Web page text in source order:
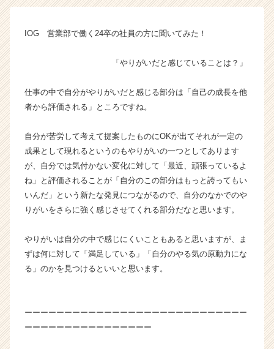
グ
の
イ
ラ
イ
ン】
|
ベ
チ
ー・
成
長
IOG 営業部で働く24卒の社員の方に聞いてみた！
「やりがいだと感じていることは？」
仕事の中で自分がやりがいだと感じる部分は「自己の成長を他
者から評価される」ところですね。
自分が苦労して考えて提案したものにOKが出てそれが一定の
成果として現れるというのもやりがいの一つとしてあります
が、自分では気付かない変化に対して「最近、頑張っているよ
ね」と評価されることが「自分のこの部分はもっと誇ってもい
いんだ」という新たな発見につながるので、自分のなかでのや
りがいをさらに強く感じさせてくれる部分だなと思います。
やりがいは自分の中で感じにくいこともあると思いますが、ま
ずは何に対して「満足している」「自分のやる気の原動力にな
る」のかを見つけるといいと思います。
ーーーーーーーーーーーーーーーーーーーーーーーーーーーー
ーーーーーーーーーーーーーーーー